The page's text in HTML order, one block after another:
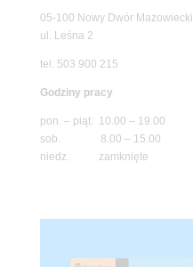
05-100 Nowy Dwór Mazowiecki
ul. Leśna 2
tel. 503 900 215
Godziny pracy
pon. – piąt. 10.00 – 19.00
sob. 8.00 – 15.00
niedz. zamknięte